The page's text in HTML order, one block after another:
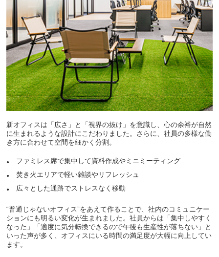
新オフィスは「広さ」と「視界の抜け」を意識し、心の余裕が自然
に生まれるような設計にこだわりました。さらに、社員の多様な働
き方に合わせて空間を細かく分割。
ファミレス席で集中して資料作成やミニミーティング
焚き火エリアで軽い雑談やリフレッシュ
広々とした通路でストレスなく移動
“普通じゃないオフィス”をあえて作ることで、社内のコミュニケー
ションにも明るい変化が生まれました。社員からは「集中しやすく
なった」「適度に気分転換できるので午後も生産性が落ちない」と
いった声が多く、オフィスにいる時間の満足度が大幅に向上してい
ます。